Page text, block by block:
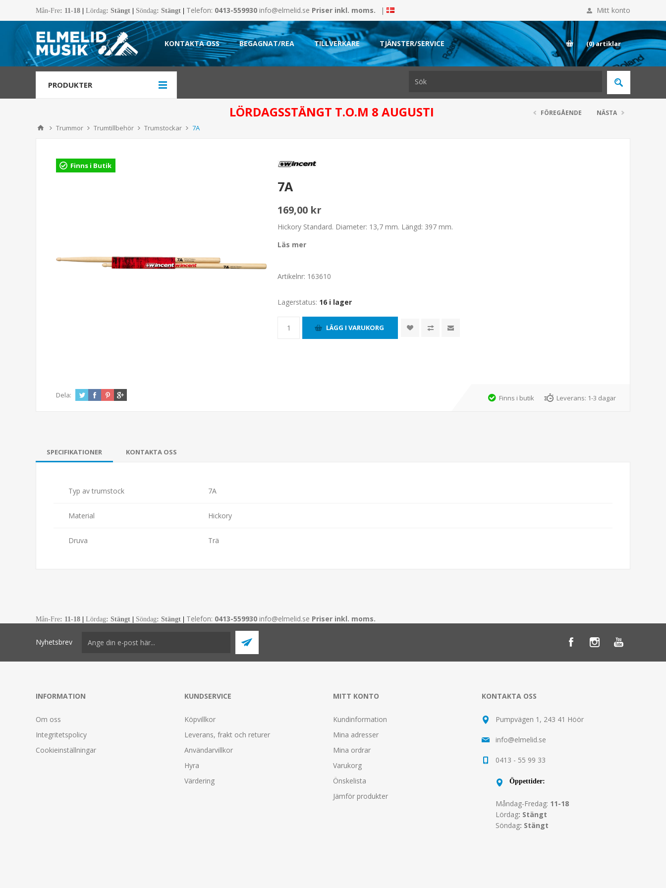
Mån-Fre: 11-18 Lördag: Stängt Söndag: Stängt Telefon: 0413-559930 info@elmelid.se Priser inkl. moms. | Mitt konto
KONTAKTA OSS BEGAGNAT/REA TILLVERKARE TJÄNSTER/SERVICE (0)artiklar
PRODUKTER
LÖRDAGSSTÄNGT T.O.M 8 AUGUSTI
Trummor Trumtillbehör Trumstockar 7A
FÖREGÅENDE NÄSTA
Finns i Butik
7A
169,00 kr
Hickory Standard. Diameter: 13,7 mm. Längd: 397 mm.
Läs mer
Artikelnr: 163610
Lagerstatus: 16 i lager
Dela: Finns i butik Leverans: 1-3 dagar
SPECIFIKATIONER KONTAKTA OSS
Typ av trumstock 7A
Material Hickory
Druva Trä
Mån-Fre: 11-18 Lördag: Stängt Söndag: Stängt Telefon: 0413-559930 info@elmelid.se Priser inkl. moms.
Nyhetsbrev
INFORMATION
Om oss
Integritetspolicy
Cookieinställningar
KUNDSERVICE
Köpvillkor
Leverans, frakt och returer
Användarvillkor
Hyra
Värdering
MITT KONTO
Kundinformation
Mina adresser
Mina ordrar
Varukorg
Önskelista
Jämför produkter
KONTAKTA OSS
Pumpvägen 1, 243 41 Höör
info@elmelid.se
0413 - 55 99 33
Öppettider:
Måndag-Fredag: 11-18
Lördag: Stängt
Söndag: Stängt